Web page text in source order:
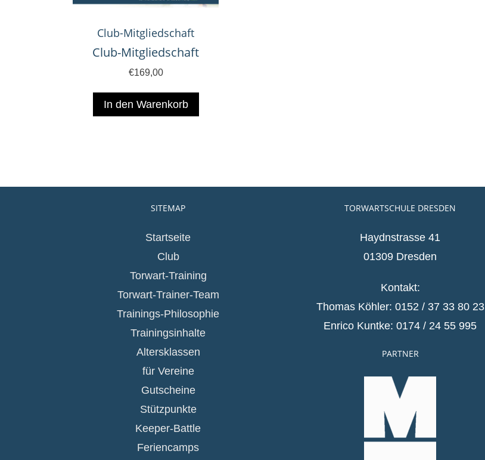
Club-Mitgliedschaft
Club-Mitgliedschaft
€169,00
In den Warenkorb
SITEMAP
Startseite
Club
Torwart-Training
Torwart-Trainer-Team
Trainings-Philosophie
Trainingsinhalte
Altersklassen
für Vereine
Gutscheine
Stützpunkte
Keeper-Battle
Feriencamps
TORWARTSCHULE DRESDEN
Haydnstrasse 41
01309 Dresden
Kontakt:
Thomas Köhler: 0152 / 37 33 80 23
Enrico Kuntke: 0174 / 24 55 995
PARTNER